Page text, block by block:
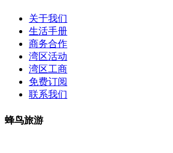
关于我们
生活手册
商务合作
湾区活动
湾区工商
免费订阅
联系我们
蜂鸟旅游